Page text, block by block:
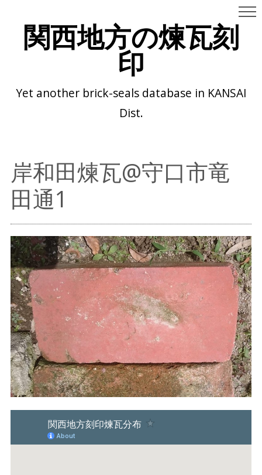
関西地方の煉瓦刻
印
Yet another brick-seals database in KANSAI
Dist.
岸和田煉瓦@守口市竜
田通1